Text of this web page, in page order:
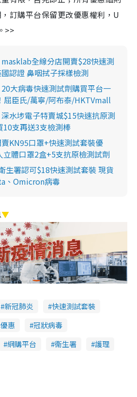
訂購平台保留更改優惠權利，U
>>
masklab全線分店開賣$28快速測
認證 鼻咽拭子採樣檢測
20大病毒快速測試劑購買平台一
屈臣氏/萬寧/阿布泰/HKTVmall
深水埗電子特賣城$15快速抗原測
10支再送3支檢測棒
KN95口罩+快速測試套裝優
立體口罩2盒+5支抗原檢測試劑
生署認可$18快速測試套裝 現貨
、Omicron病毒
▼
新冠肺炎
快速測試套裝
惠
冠狀病毒
網購平台 衞生署
護理